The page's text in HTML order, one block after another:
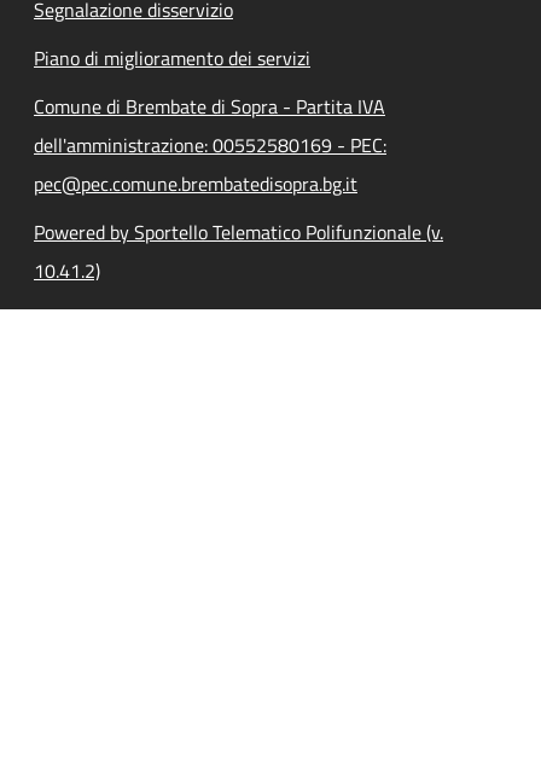
Segnalazione disservizio
Piano di miglioramento dei servizi
Comune di Brembate di Sopra - Partita IVA
dell'amministrazione: 00552580169 - PEC:
pec@pec.comune.brembatedisopra.bg.it
Powered by Sportello Telematico Polifunzionale (v.
10.41.2)